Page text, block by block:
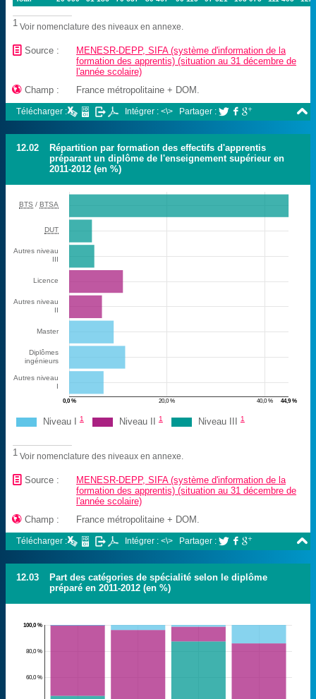
1 Voir nomenclature des niveaux en annexe.
📄 Source :
MENESR-DEPP, SIFA (système d'information de la
formation des apprentis) (situation au 31 décembre de
l'année scolaire)
 Champ : France métropolitaine + DOM.

Télécharger : Intégrer : <\> Partager :   
12.02
Répartition par formation des effectifs d'apprentis
préparant un diplôme de l'enseignement supérieur en
2011-2012 (en %)
20,0 % 40,0 %
0,0 % 44,9 %
BTS /BTSA
DUT
Autres niveau
III
Licence
Autres niveau
II
Master
Diplômes
ingénieurs
Autres niveau
I
Niveau I1 Niveau II1 Niveau III1
1 Voir nomenclature des niveaux en annexe.
📄 Source :
MENESR-DEPP, SIFA (système d'information de la
formation des apprentis) (situation au 31 décembre de
l'année scolaire)
 Champ : France métropolitaine + DOM.

Télécharger : Intégrer : <\> Partager :   
12.03
Part des catégories de spécialité selon le diplôme
préparé en 2011-2012 (en %)
60,0 %
80,0 %
100,0 %